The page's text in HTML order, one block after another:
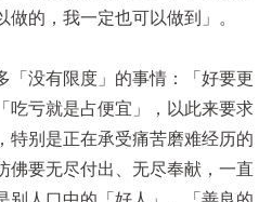
的，我一定也可以做到」。
「没有限度」的事情：「好要更
吃亏就是占便宜」，以此来要求
特别是正在承受痛苦磨难经历的
佛要无尽付出、无尽奉献，一直